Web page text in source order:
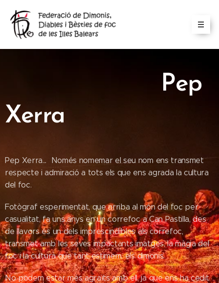
Pep
Xerra
Pep Xerra... Només nomemar el seu nom ens transmet
respecte i admiració a tots els que ens agrada la cultura
del foc.
Fotògraf esperimentat, que arriba al món del foc per
casualitat, fa uns anys en un correfoc a Can Pastilla, des
de llavors és un dels imprescindibles als correfoc,
transmet amb les seves impactants imatges, la màgia del
foc i la cultura que tant estimem, els dimonis.
No podem estar més agraïts amb ell, ja que ens ha cedit